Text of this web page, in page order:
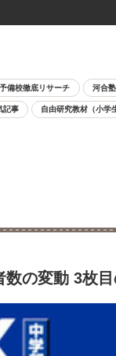
備校徹底リサーチ 河合
記事 自由研究教材（小学
数の変動 3枚